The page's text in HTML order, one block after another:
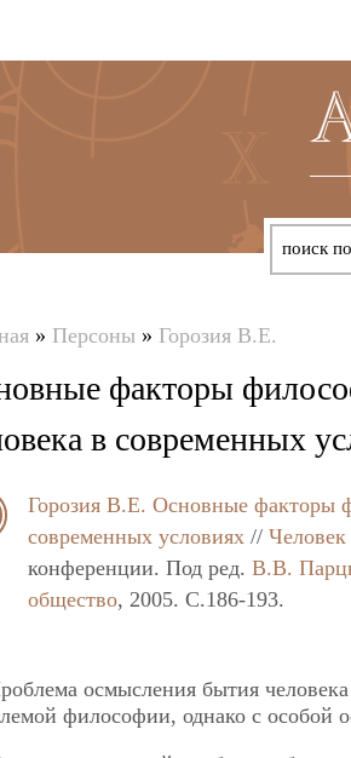
» Персоны » Горозия В.Е.
факторы
в современных
Горозия В.Е. Основные факторы
современных условиях // Человек
конференции. Под ред. В.В.
общество, 2005. C.186-193.
осмысления бытия
философии, однако с особой